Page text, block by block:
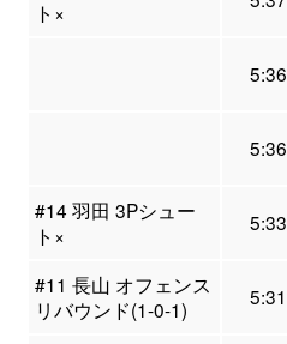
ト×
5:36
5:36
#14 羽田 3Pシュー
ト×
5:33
#11 長山 オフェンス
リバウンド(1-0-1)
5:31